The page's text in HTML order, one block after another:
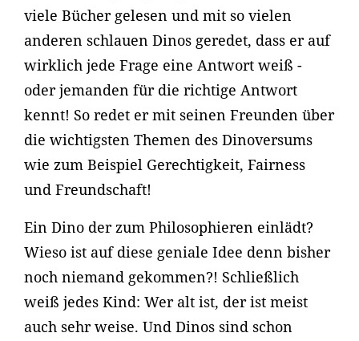
viele Bücher gelesen und mit so vielen
anderen schlauen Dinos geredet, dass er auf
wirklich jede Frage eine Antwort weiß -
oder jemanden für die richtige Antwort
kennt! So redet er mit seinen Freunden über
die wichtigsten Themen des Dinoversums
wie zum Beispiel Gerechtigkeit, Fairness
und Freundschaft!
Ein Dino der zum Philosophieren einlädt?
Wieso ist auf diese geniale Idee denn bisher
noch niemand gekommen?! Schließlich
weiß jedes Kind: Wer alt ist, der ist meist
auch sehr weise. Und Dinos sind schon